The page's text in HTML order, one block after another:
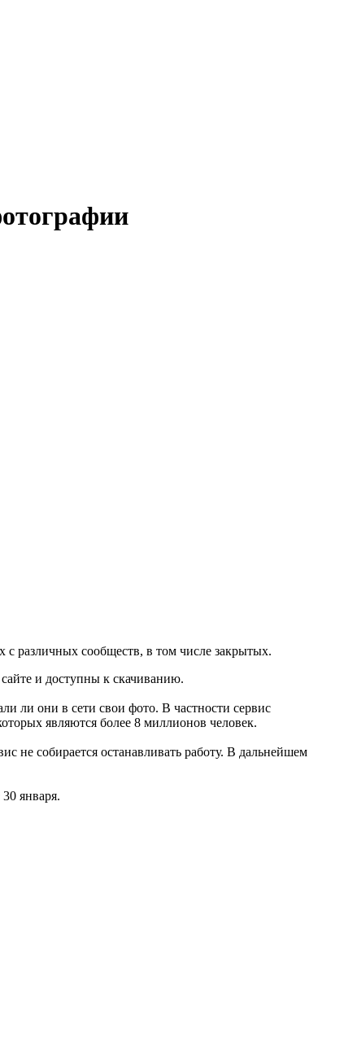
различных сообществ, в том числе закрытых.
и доступны к скачиванию.
ли они в сети свои фото. В частности сервис
являются более 8 миллионов человек.
не собирается останавливать работу. В дальнейшем
января.